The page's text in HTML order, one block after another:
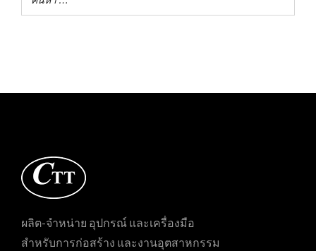
ผลิต-จำหน่าย อุปกรณ์ และเครื่องมือ
สำหรับการก่อสร้าง และงานอุตสาหกรรม